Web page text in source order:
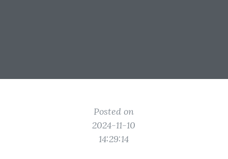
Posted on
2024-11-10
14:29:14